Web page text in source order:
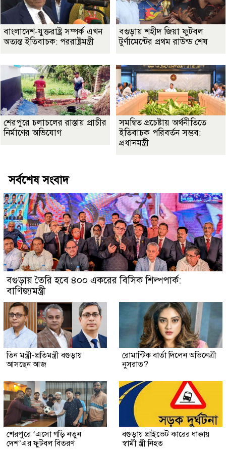
বাংলাদেশ-যুক্তরাষ্ট্র সম্পর্ক এখন
অত্যন্ত ইতিবাচক: পররাষ্ট্রমন্ত্রী
বগুড়ায় শহীদ জিয়া ফুটবল
টুর্ণামেন্টের প্রথম রাউন্ড শেষ
শেরপুরে চলাচলের রাস্তায় প্রাচীর
নির্মাণের অভিযোগ
সমন্বিত প্রচেষ্টায় অর্থনীতিতে
ইতিবাচক পরিবর্তন সম্ভব:
প্রধানমন্ত্রী
সর্বশেষ সংবাদ
বগুড়ায় তৈরি হবে ৪০০ একরের বিসিক শিল্পপার্ক:
বাণিজ্যমন্ত্রী
তিন মন্ত্রী-প্রতিমন্ত্রী বগুড়ায়
আসছেন আজ
রোমান্টিক বার্তা দিলেন অভিনেত্রী
নুসরাত?
শেরপুরে ‘এসো গড়ি নতুন
দেশ’এর ফুটবল বিতরণ
বগুড়ায় প্রাইভেট কারের ধাক্কায়
স্বামী স্ত্রী নিহত